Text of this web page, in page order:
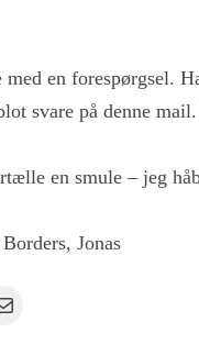
en forespørgsel.
svare på denne
en smule – jeg
Jonas